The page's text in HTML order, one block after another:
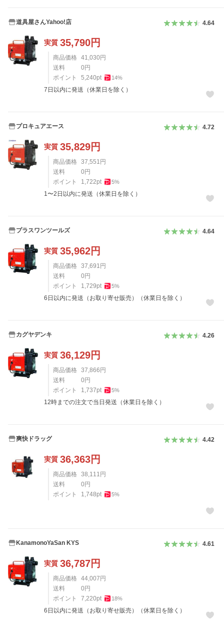
道具屋さんYahoo!店 4.64
実質 35,790円
商品価格 41,030 円
送料
0 円
ポイント
5,240pt 14%
7日以内に発送（休業日を除く）
プロキュアエース 4.72
実質 35,829円
商品価格 37,551 円
送料
0 円
ポイント
1,722pt 5%
1〜2日以内に発送（休業日を除く）
プラスワンツールズ 4.64
実質 35,962円
商品価格 37,691 円
送料
0 円
ポイント
1,729pt 5%
6日以内に発送（お取り寄せ販売）（休業日を除く）
カグヤデンキ 4.26
実質 36,129円
商品価格 37,866 円
送料
0 円
ポイント
1,737pt 5%
12時までの注文で当日発送（休業日を除く）
爽快ドラッグ 4.42
実質 36,363円
商品価格 38,111 円
送料
0 円
ポイント
1,748pt 5%
KanamonoYaSan KYS 4.61
実質 36,787円
商品価格 44,007 円
送料
0 円
ポイント
7,220pt 18%
6日以内に発送（お取り寄せ販売）（休業日を除く）